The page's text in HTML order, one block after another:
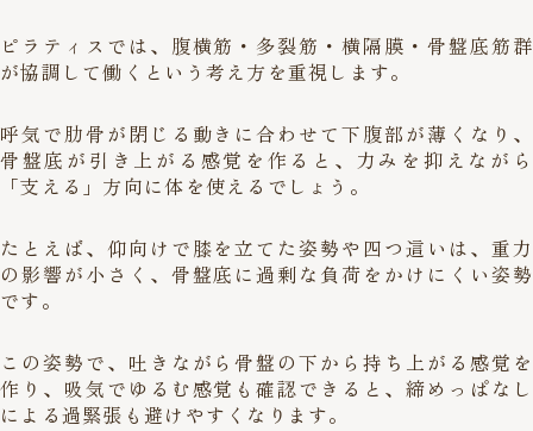
ピラティスでは、腹横筋・多裂筋・横隔膜・骨盤底筋群
が協調して働くという考え方を重視します。
呼気で肋骨が閉じる動きに合わせて下腹部が薄くなり、
骨盤底が引き上がる感覚を作ると、力みを抑えながら
「支える」方向に体を使えるでしょう。
たとえば、仰向けで膝を立てた姿勢や四つ這いは、重力
の影響が小さく、骨盤底に過剰な負荷をかけにくい姿勢
です。
この姿勢で、吐きながら骨盤の下から持ち上がる感覚を
作り、吸気でゆるむ感覚も確認できると、締めっぱなし
による過緊張も避けやすくなります。